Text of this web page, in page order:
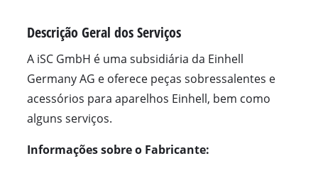
Descrição Geral dos Serviços
A iSC GmbH é uma subsidiária da Einhell
Germany AG e oferece peças sobressalentes e
acessórios para aparelhos Einhell, bem como
alguns serviços.
Informações sobre o Fabricante: